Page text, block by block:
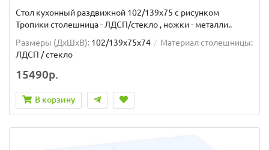
Стол кухонный раздвижной 102/139x75 с рисунком
Тропики столешница - ЛДСП/стекло , ножки - металли..
Размеры (ДхШxВ): 102/139х75х74
Материал столешницы:
ЛДСП / стекло
15490р.
В корзину